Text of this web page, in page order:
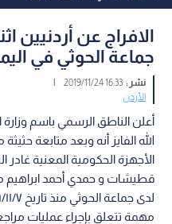
الافراج عن أردنيين
جماعة الحوثي في
نشر :16:33 2019/11/24
|
الأردن
أعلن الناطق الرسمي باسم
الله الفايز أنه وبعد متابعة
الأجهزة الحكومية المعنية
قطيشات و حمدي أحمد ابراهيم
مهمة تتعلق بإجراء عمليات